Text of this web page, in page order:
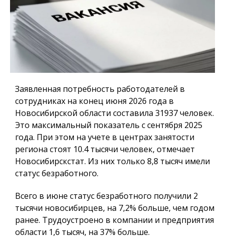
Заявленная потребность работодателей в
сотрудниках на конец июня 2026 года в
Новосибирской области составила 31937 человек.
Это максимальный показатель с сентября 2025
года. При этом на учете в центрах занятости
региона стоят 10.4 тысячи человек, отмечает
Новосибирскстат. Из них только 8,8 тысяч имели
статус безработного.
Всего в июне статус безработного получили 2
тысячи новосибирцев, на 7,2% больше, чем годом
ранее. Трудоустроено в компании и предприятия
области 1,6 тысяч, на 37% больше.